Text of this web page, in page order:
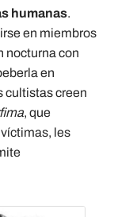
humanas.
en miembros
nocturna con
en
cultistas creen
, que
les